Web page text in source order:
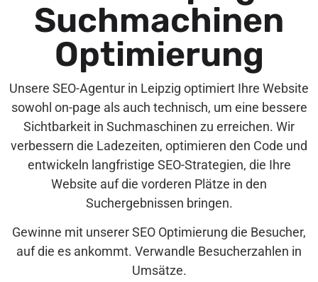
Suchmachinen
Optimierung
Unsere SEO-Agentur in Leipzig optimiert Ihre Website
sowohl on-page als auch technisch, um eine bessere
Sichtbarkeit in Suchmaschinen zu erreichen. Wir
verbessern die Ladezeiten, optimieren den Code und
entwickeln langfristige SEO-Strategien, die Ihre
Website auf die vorderen Plätze in den
Suchergebnissen bringen.
Gewinne mit unserer SEO Optimierung die Besucher,
auf die es ankommt. Verwandle Besucherzahlen in
Umsätze.